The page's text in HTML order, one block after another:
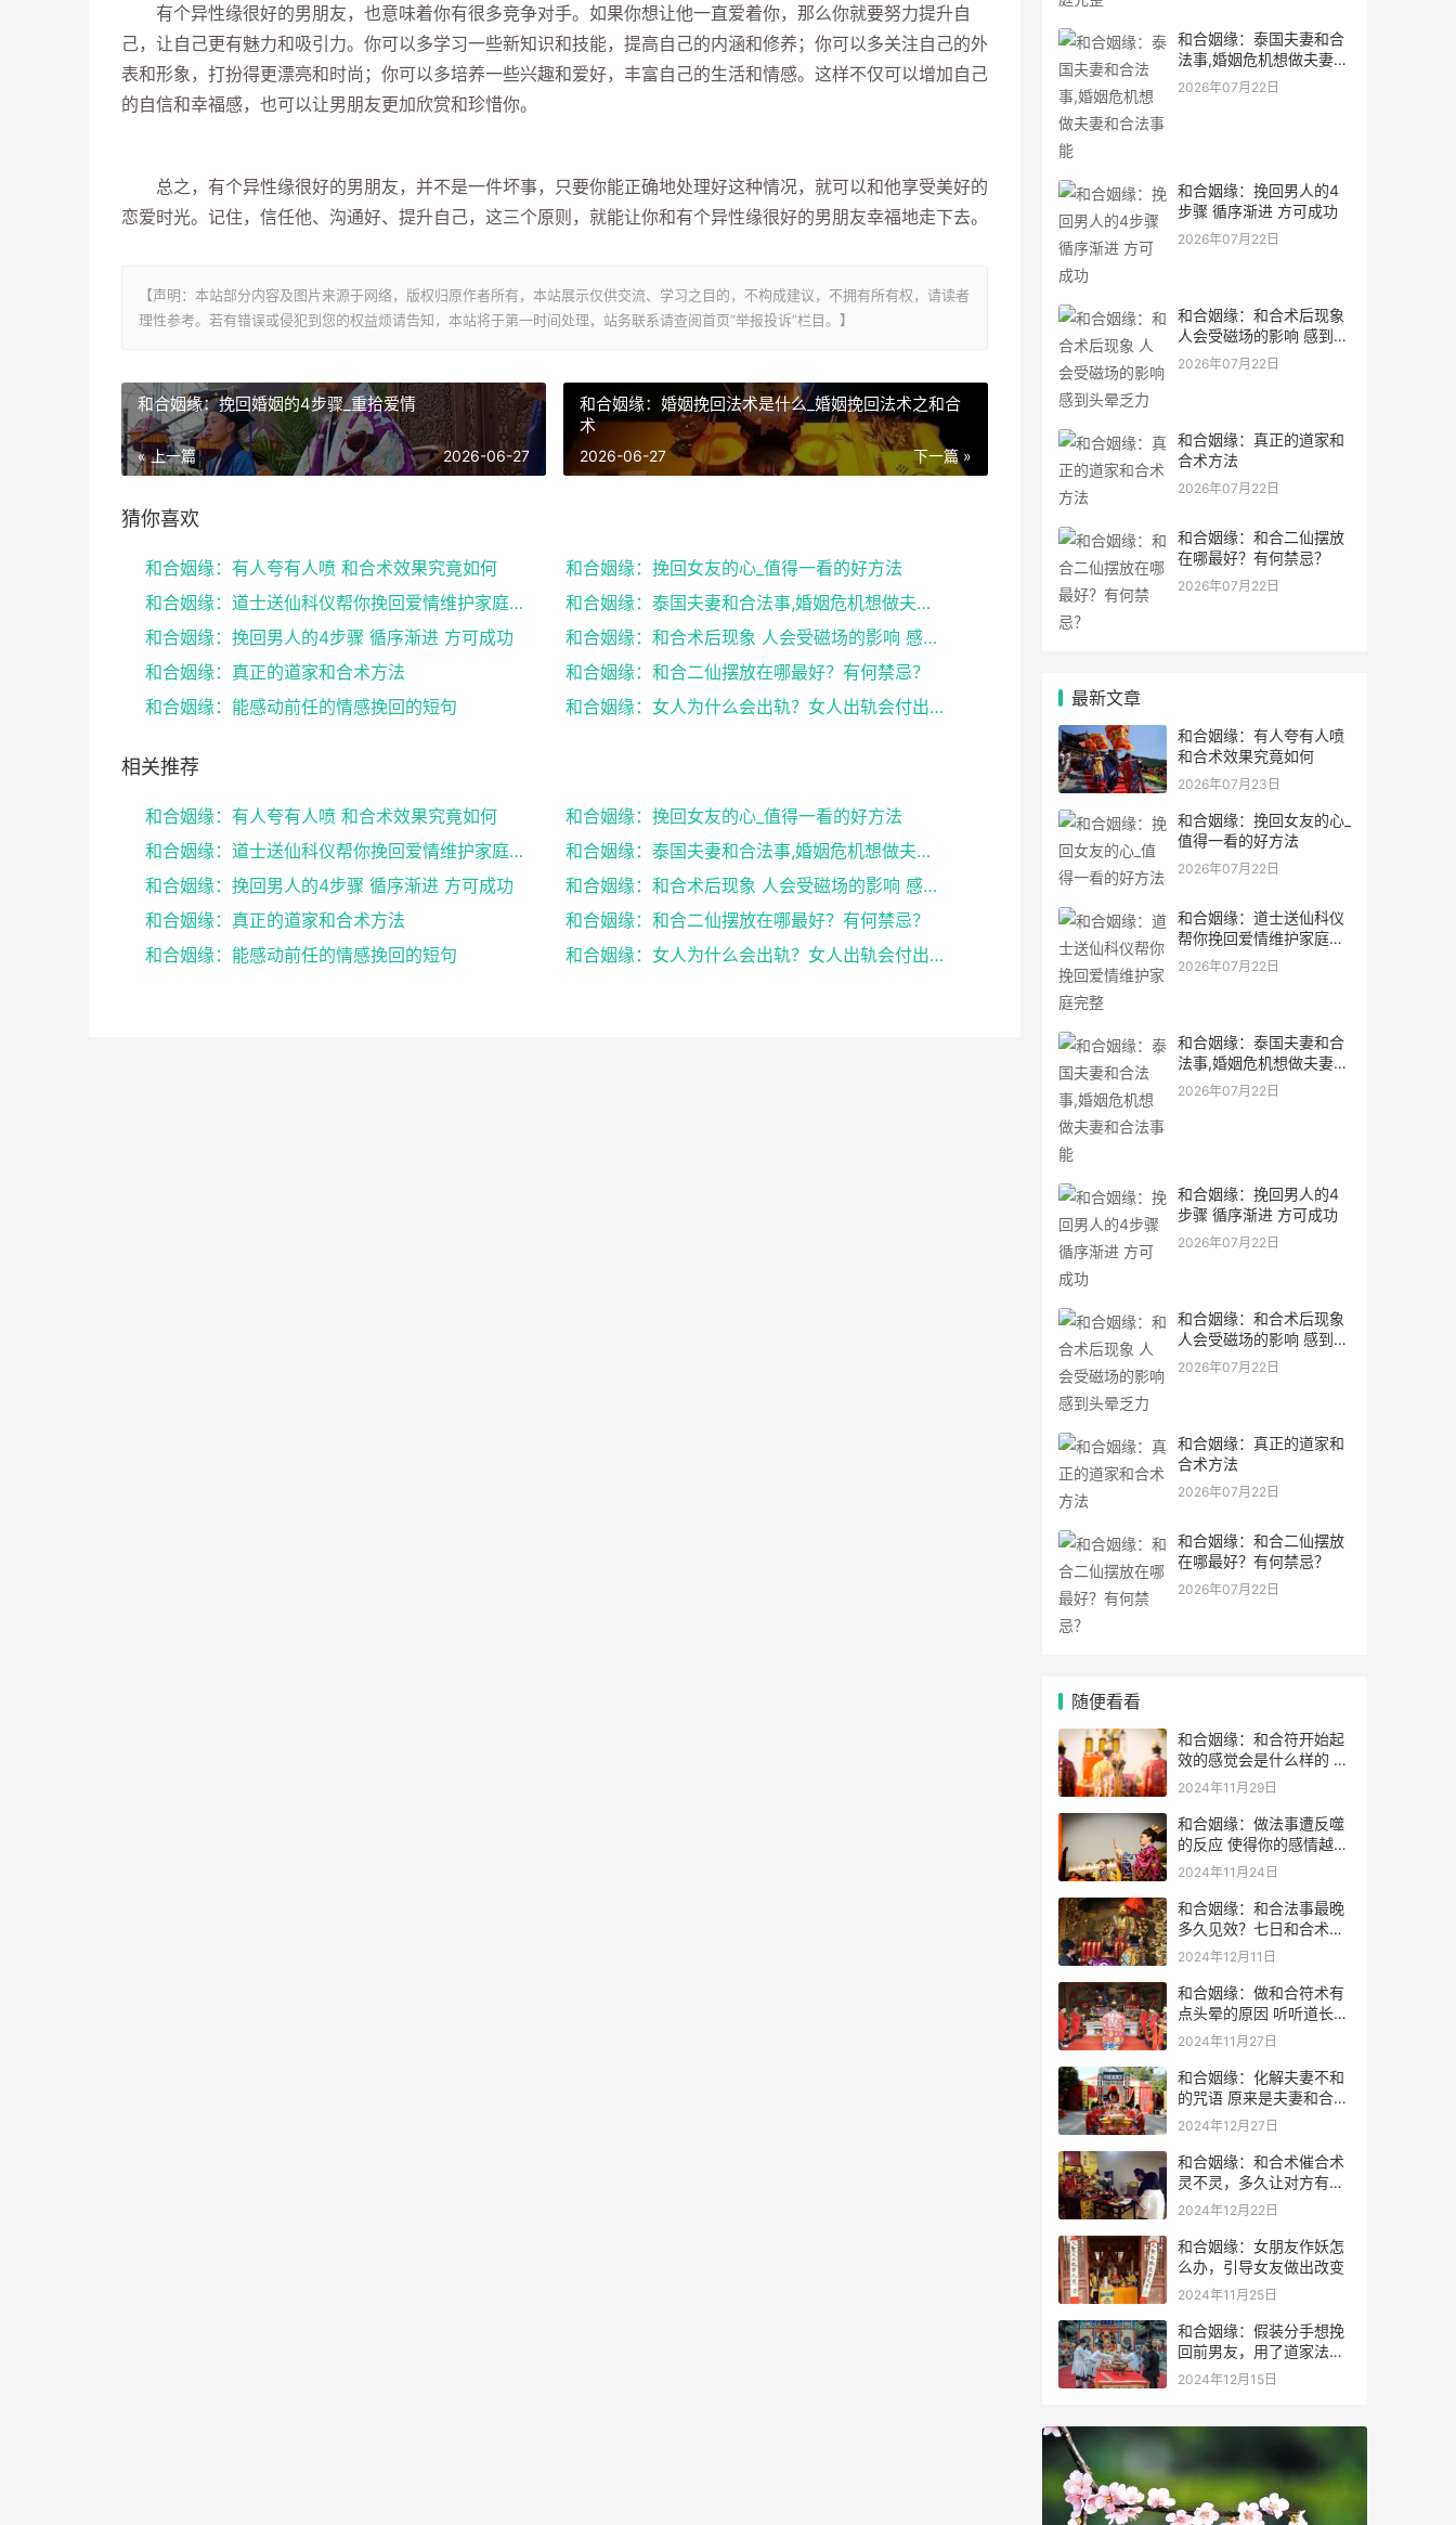
有个异性缘很好的男朋友，也意味着你有很多竞争对手。如果你想让他一直爱着你，那么你就要努力提升自
己，让自己更有魅力和吸引力。你可以多学习一些新知识和技能，提高自己的内涵和修养；你可以多关注自己的外
表和形象，打扮得更漂亮和时尚；你可以多培养一些兴趣和爱好，丰富自己的生活和情感。这样不仅可以增加自己
的自信和幸福感，也可以让男朋友更加欣赏和珍惜你。
总之，有个异性缘很好的男朋友，并不是一件坏事，只要你能正确地处理好这种情况，就可以和他享受美好的
恋爱时光。记住，信任他、沟通好、提升自己，这三个原则，就能让你和有个异性缘很好的男朋友幸福地走下去。
【声明：本站部分内容及图片来源于网络，版权归原作者所有，本站展示仅供交流、学习之目的，不构成建议，不拥有所有权，请读者
理性参考。若有错误或侵犯到您的权益烦请告知，本站将于第一时间处理，站务联系请查阅首页“举报投诉”栏目。】
和合姻缘：挽回婚姻的4步骤_重拾爱情
« 上一篇 2026-06-27
和合姻缘：婚姻挽回法术是什么_婚姻挽回法术之和合
术
下一篇 »
2026-06-27
猜你喜欢
和合姻缘：有人夸有人喷 和合术效果究竟如何
和合姻缘：挽回女友的心_值得一看的好方法
和合姻缘：道士送仙科仪帮你挽回爱情维护家庭完整
和合姻缘：泰国夫妻和合法事,婚姻危机想做夫妻和合法...
和合姻缘：挽回男人的4步骤 循序渐进 方可成功
和合姻缘：和合术后现象 人会受磁场的影响 感到头晕...
和合姻缘：真正的道家和合术方法
和合姻缘：和合二仙摆放在哪最好？有何禁忌？
和合姻缘：能感动前任的情感挽回的短句
和合姻缘：女人为什么会出轨？女人出轨会付出感情吗？
相关推荐
和合姻缘：有人夸有人喷 和合术效果究竟如何
和合姻缘：挽回女友的心_值得一看的好方法
和合姻缘：道士送仙科仪帮你挽回爱情维护家庭完整
和合姻缘：泰国夫妻和合法事,婚姻危机想做夫妻和合法...
和合姻缘：挽回男人的4步骤 循序渐进 方可成功
和合姻缘：和合术后现象 人会受磁场的影响 感到头晕...
和合姻缘：真正的道家和合术方法
和合姻缘：和合二仙摆放在哪最好？有何禁忌？
和合姻缘：能感动前任的情感挽回的短句
和合姻缘：女人为什么会出轨？女人出轨会付出感情吗？
和合姻缘：泰国夫妻和合
法事,婚姻危机想做夫妻和
合法事能
2026年07月22日
和合姻缘：挽回男人的4
步骤 循序渐进 方可成功
2026年07月22日
和合姻缘：和合术后现象
人会受磁场的影响 感到头
晕乏力
2026年07月22日
和合姻缘：真正的道家和
合术方法
2026年07月22日
和合姻缘：和合二仙摆放
在哪最好？有何禁忌？
2026年07月22日
最新文章
和合姻缘：有人夸有人喷
和合术效果究竟如何
2026年07月23日
和合姻缘：挽回女友的心_
值得一看的好方法
2026年07月22日
和合姻缘：道士送仙科仪
帮你挽回爱情维护家庭完
整
2026年07月22日
和合姻缘：泰国夫妻和合
法事,婚姻危机想做夫妻和
合法事能
2026年07月22日
和合姻缘：挽回男人的4
步骤 循序渐进 方可成功
2026年07月22日
和合姻缘：和合术后现象
人会受磁场的影响 感到头
晕乏力
2026年07月22日
和合姻缘：真正的道家和
合术方法
2026年07月22日
和合姻缘：和合二仙摆放
在哪最好？有何禁忌？
2026年07月22日
随便看看
和合姻缘：和合符开始起
效的感觉会是什么样的 如
何判断和合术是否起效
2024年11月29日
和合姻缘：做法事遭反噬
的反应 使得你的感情越变
越差
2024年11月24日
和合姻缘：和合法事最晚
多久见效？七日和合术可
靠吗？
2024年12月11日
和合姻缘：做和合符术有
点头晕的原因 听听道长的
解析
2024年11月27日
和合姻缘：化解夫妻不和
的咒语 原来是夫妻和合术
咒语
2024年12月27日
和合姻缘：和合术催合术
灵不灵，多久让对方有感
应？
2024年12月22日
和合姻缘：女朋友作妖怎
么办，引导女友做出改变
2024年11月25日
和合姻缘：假装分手想挽
回前男友，用了道家法术
成功进行挽回
2024年12月15日